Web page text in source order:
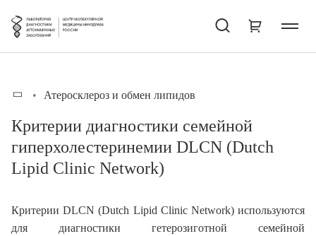
Атеросклероз и обмен липидов
Критерии диагностики семейной
гиперхолестеринемии DLCN (Dutch
Lipid Clinic Network)
Критерии DLCN (Dutch Lipid Clinic Network) используются
для диагностики гетерозиготной семейной